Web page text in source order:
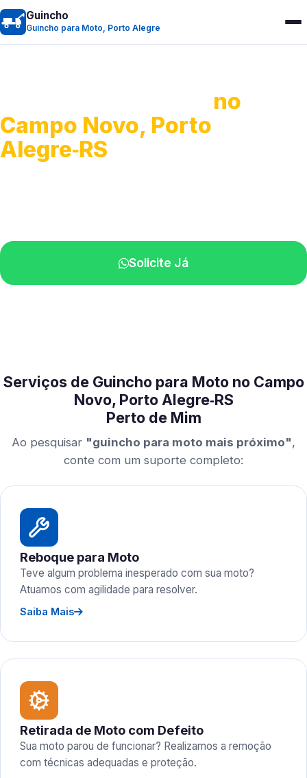
Guincho
Guincho para Moto, Porto Alegre
no
Campo Novo, Porto
Alegre‑RS
Solicite Já
Serviços de Guincho para Moto no Campo
Novo, Porto Alegre‑RS
Perto de Mim
Ao pesquisar "guincho para moto mais próximo",
conte com um suporte completo:
Reboque para Moto
Teve algum problema inesperado com sua moto?
Atuamos com agilidade para resolver.
Saiba Mais
Retirada de Moto com Defeito
Sua moto parou de funcionar? Realizamos a remoção
com técnicas adequadas e proteção.